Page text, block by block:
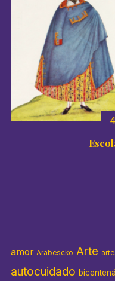
amor Arabescko Arte
autocuidado